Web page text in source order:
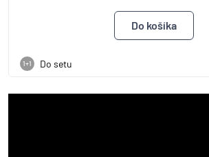
1+1 Do setu